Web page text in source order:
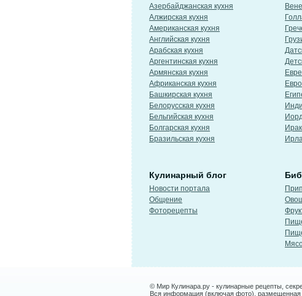
Азербайджанская кухня
Алжирская кухня
Американская кухня
Английская кухня
Арабская кухня
Аргентинская кухня
Армянская кухня
Африканская кухня
Башкирская кухня
Белорусская кухня
Бельгийская кухня
Болгарская кухня
Бразильская кухня
Кулинарный блог
Новости портала
Общение
Фоторецепты
© Мир Кулинара.ру - кулинарные рецепты,
Вся информация (включая фото), размещенная